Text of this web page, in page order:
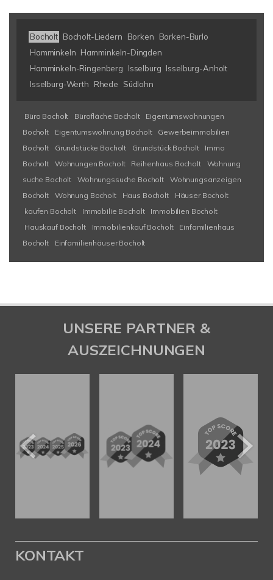
Bocholt Bocholt-Liedern Borken
Borken-Burlo
Hamminkeln Hamminkeln-Dingden
Hamminkeln-Ringenberg
Isselburg Isselburg-Anholt
Isselburg-Werth
Rhede Südlohn
Büro Bocholt Bürofläche Bocholt
Eigentumswohnungen
Bocholt
Eigentumswohnung Bocholt
Gewerbeimmobilien
Bocholt
Grundstücke Bocholt Grundstück Bocholt
Immo
Bocholt
Wohnungen Bocholt Reihenhaus Bocholt
Wohnung
suche Bocholt
Wohnungssuche Bocholt
Wohnungsanzeigen
Bocholt
Wohnung Bocholt Haus Bocholt
Häuser Bocholt
kaufen Bocholt
Immobilie Bocholt
Immobilien Bocholt
Hauskauf Bocholt
Immobilienkauf Bocholt
Einfamilienhaus
Bocholt
Einfamilienhäuser Bocholt
UNSERE PARTNER &
AUSZEICHNUNGEN
KONTAKT